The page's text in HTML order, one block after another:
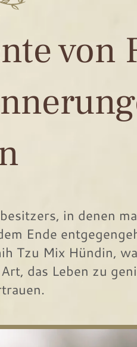
von
in denen
Ende
Tzu Mix Hündin,
das Leben zu